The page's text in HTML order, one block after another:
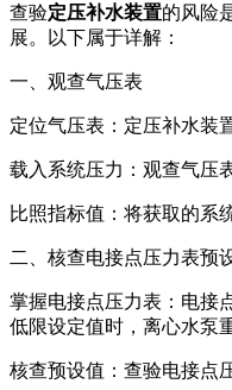
查验定压补水装置的风险
展。以下属于详解：
一、观查气压表
定位气压表：定压补水装
载入系统压力：观查气压
比照指标值：将获取的系
二、核查电接点压力表预
掌握电接点压力表：电接
低限设定值时，离心水泵
核查预设值：查验电接点